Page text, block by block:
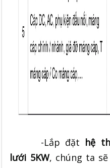
-Lắp đặt hệ
lưới 5KW, chúng ta